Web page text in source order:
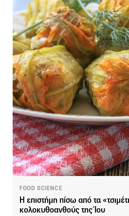
FOOD SCIENCE
Η επιστήμη πίσω από τα
κολοκυθοανθούς της Ίου